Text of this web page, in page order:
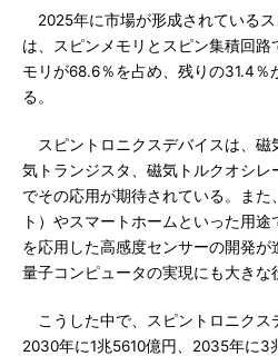
2025年に市場が形成されている
は、スピンメモリとスピン集積回
モリが68.6％を占め、残りの31.4％
る。
スピントロニクスデバイスは、磁
気トランジスタ、磁気トルクオシ
でその応用が期待されている。また
ト）やスマートホームといった用
を応用した高感度センサーの開発が
量子コンピュータの実現にも大きな
こうした中で、スピントロニクス
2030年に1兆5610億円、2035年に